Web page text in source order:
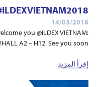
14/03/2018
you @ILDEX VIETNAM:
HALL A2 – H12. See you soon!
إقرأ المزيد